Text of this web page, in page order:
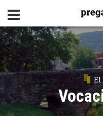
contingut
Cercador
El